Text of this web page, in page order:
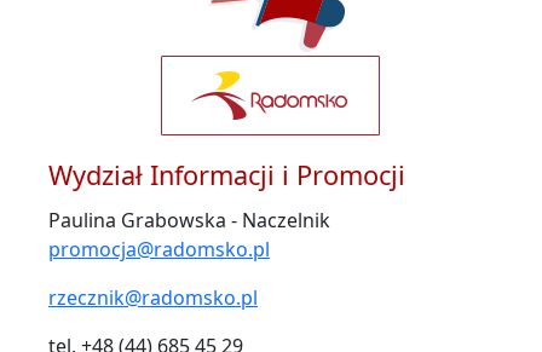
Wydział Informacji i Promocji
Paulina Grabowska - Naczelnik
promocja@radomsko.pl
rzecznik@radomsko.pl
tel. +48 (44) 685 45 29